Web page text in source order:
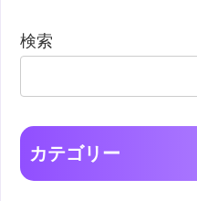
検索
カテゴリー